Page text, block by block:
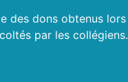
des dons obtenus
par les